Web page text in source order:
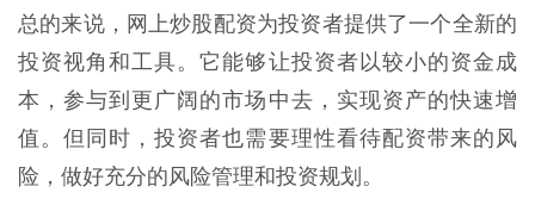
总的来说，网上炒股配资为投资者提供了一个全新的
投资视角和工具。它能够让投资者以较小的资金成
本，参与到更广阔的市场中去，实现资产的快速增
值。但同时，投资者也需要理性看待配资带来的风
险，做好充分的风险管理和投资规划。